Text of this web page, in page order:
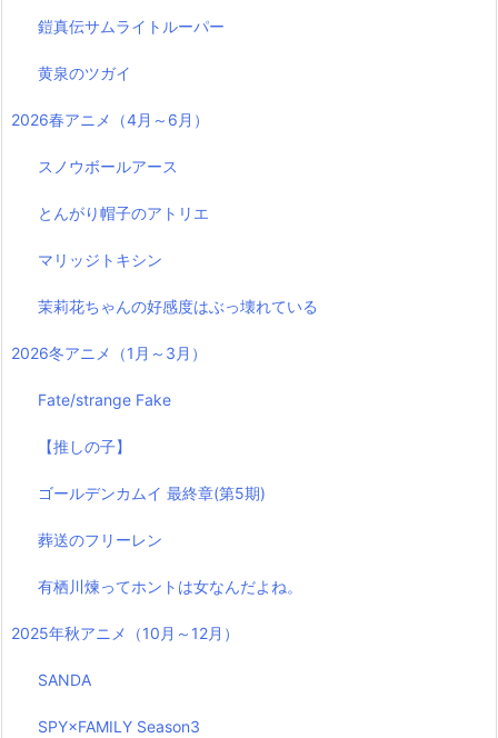
鎧真伝サムライトルーパー
黄泉のツガイ
2026春アニメ（4月～6月）
スノウボールアース
とんがり帽子のアトリエ
マリッジトキシン
茉莉花ちゃんの好感度はぶっ壊れている
2026冬アニメ（1月～3月）
Fate/strange Fake
【推しの子】
ゴールデンカムイ 最終章(第5期)
葬送のフリーレン
有栖川煉ってホントは女なんだよね。
2025年秋アニメ（10月～12月）
SANDA
SPY×FAMILY Season3